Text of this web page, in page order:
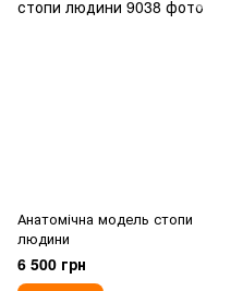
Анатомічна модель стопи
людини
6 500 грн